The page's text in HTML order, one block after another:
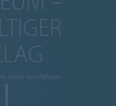
mehr zu erfahren